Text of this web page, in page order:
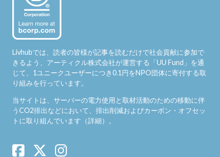
Livhubでは、読者の皆様が記事を読むだけで社会貢献に参加で
きるよう、アーティクル株式会社が運営する「UU Fund 」を通
じて、1ユニークユーザーにつき0.1円をNPO団体に寄付する取
り組みを行っています。
当サイトは、サーバーの電力使用と取材活動のための移動に伴
うCO2排出などにおいて、排出削減およびカーボン・オフセッ
トに取り組んでいます（詳細）。